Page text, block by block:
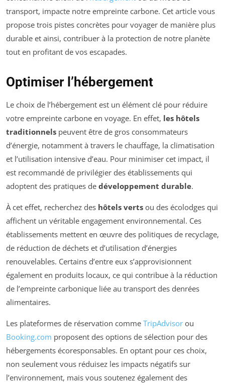
transport, impacte notre empreinte carbone. Cet article vous
propose trois pistes concrètes pour voyager de manière plus
durable et ainsi, contribuer à la protection de notre planète
tout en profitant de vos escapades.
Optimiser l’hébergement
Le choix de l’hébergement est un élément clé pour réduire
votre empreinte carbone en voyage. En effet, les hôtels
traditionnels peuvent être de gros consommateurs
d’énergie, notamment à travers le chauffage, la climatisation
et l’utilisation intensive d’eau. Pour minimiser cet impact, il
est recommandé de privilégier des établissements qui
adoptent des pratiques de développement durable.
À cet effet, recherchez des hôtels verts ou des écolodges qui
affichent un véritable engagement environnemental. Ces
établissements mettent en œuvre des politiques de recyclage,
de réduction de déchets et d’utilisation d’énergies
renouvelables. Certains d’entre eux s’approvisionnent
également en produits locaux, ce qui contribue à la réduction
de l’empreinte carbonique liée au transport des denrées
alimentaires.
Les plateformes de réservation comme TripAdvisor ou
Booking.com proposent des options de sélection pour des
hébergements écoresponsables. En optant pour ces choix,
non seulement vous réduisez les impacts négatifs sur
l’environnement, mais vous soutenez également des